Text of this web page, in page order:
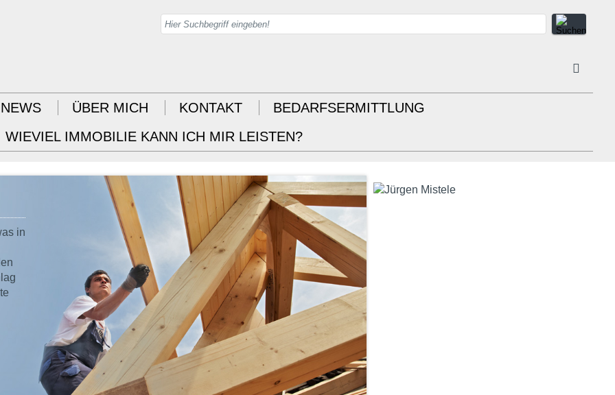
NEWS ÜBER MICH KONTAKT
BEDARFSERMITTLUNG
WIEVIEL IMMOBILIE KANN ICH MIR LEISTEN?
in